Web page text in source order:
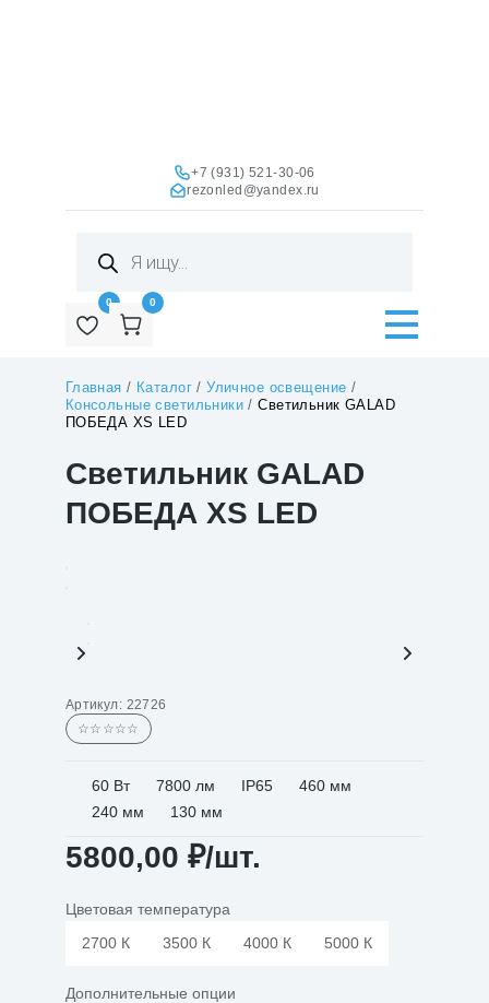
+7 (931) 521-30-06
rezonled@yandex.ru
товаров
0 0
Главная / Каталог/Уличное освещение /
Консольные светильники /Светильник GALAD
ПОБЕДА XS LED
Светильник GALAD
ПОБЕДА XS LED
Артикул: 22726
☆☆☆☆☆
60 Вт 7800 лм IP65
460 мм
240 мм
130 мм
5800,00 ₽/шт.
Цветовая температура
2700 К
3500 К 4000 К 5000 К
Дополнительные опции